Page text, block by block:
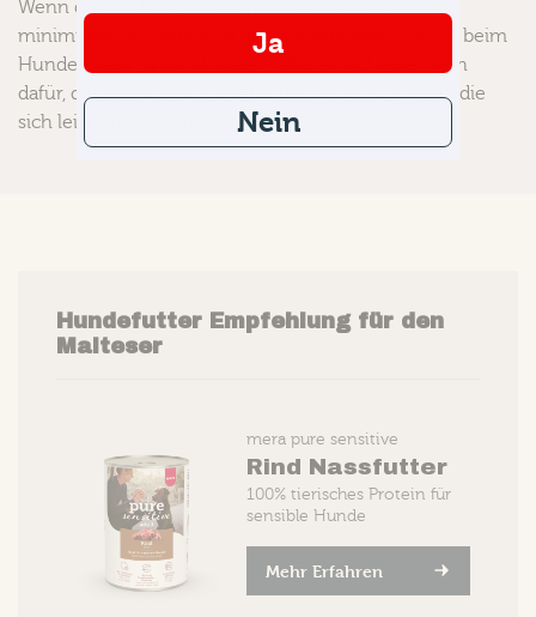
Wenn du den Pflegeaufwand des langen Fells
minimieren möchtest, ist ein regelmäßiger Besuch beim
Hundefriseur sinnvoll. Viele Halter entscheiden sich
dafür, das Fell auf eine praktische Länge zu kürzen, die
sich leichter pflegen lässt.
Hundefutter Empfehlung für den
Malteser
mera pure sensitive
Rind Nassfutter
100% tierisches Protein für
sensible Hunde
Mehr Erfahren
Ja
Nein